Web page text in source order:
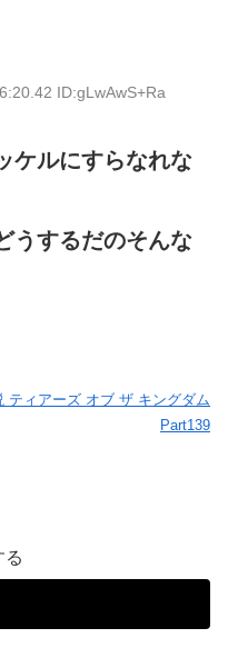
ID:gLwAwS+Ra
ケルにすらなれな
うするだのそんな
ティアーズ オブ ザ キングダム
Part139
る